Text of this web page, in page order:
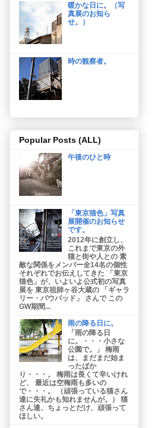
暖かな日に。（写
真展のお知ら
せ。）
時の観察者。
Popular Posts (ALL)
午後のひと時
「東京猫色」写真
展開催のお知らせ
です。
2012年に創立し、
これまで東京の外
猫と街や人との 素
敵な関係をメンバー全14名の個性
それぞれでお伝えしてきた 「東京
猫色」が、いよいよ公式初の写真
展を 東京祖師ヶ谷大蔵の 「ギャラ
リー・パウパッド」 さんで この
GW期間...
雨の降る日に。
「雨の降る日
に。・・・小さな
公園で。」 梅雨
は、まだまだ始ま
ったばか
り・・・。 梅雨は長くて辛いけれ
ど、 最近は空梅雨も多いの
で・・・。 （頑張っている猫さん
達に失礼かも知れませんが。） 猫
さん達、ちょっとだけ、頑張って
ほしい。